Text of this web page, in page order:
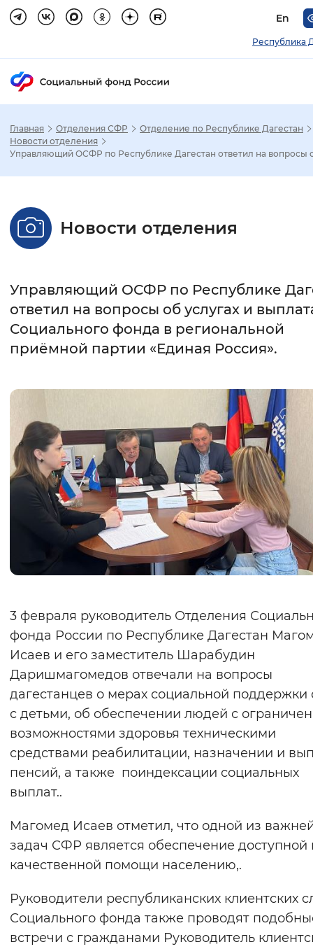
En
Республика
Настройка режима отображения
Стандартный Увеличенный
Интервал между буквами
Монохромный Инверсивный
Синий фон
Изображения
Включены Выключены
Звуковой ассистент
Вернуть стандартные настройки
Главная Отделения СФР
Отделение по Республике Дагестан
Новости отделения
Управляющий ОСФР по Республике Дагестан ответил на вопросы
Новости отделения
Управляющий ОСФР по Республике
ответил на вопросы об услугах и
Социального фонда в региональной
приёмной партии «Единая Россия».
3 февраля руководитель Отделения
фонда России по Республике Дагестан
Исаев и его заместитель Шарабудин
Даришмагомедов отвечали на вопросы
дагестанцев о мерах социальной поддержки
с детьми, об обеспечении людей с
возможностями здоровья техническими
средствами реабилитации, назначении и
пенсий, а также поиндексации социальных
выплат..
Магомед Исаев отметил, что одной из
задач СФР является обеспечение доступной
качественной помощи населению,.
Руководители республиканских клиентских
Социального фонда также проводят
встречи с гражданами Руководитель